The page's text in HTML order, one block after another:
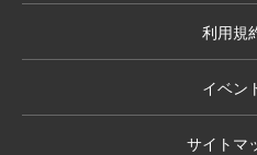
利用規
イベン
サイトマ